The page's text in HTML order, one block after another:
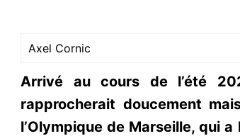
Axel Cornic
Arrivé au cours de l’été
rapprocherait doucement
l’Olympique de Marseille, qui